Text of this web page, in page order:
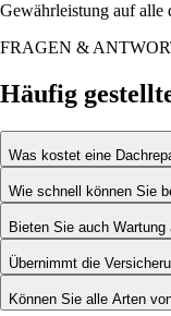
Gewährleistung auf alle
FRAGEN &
Häufig
Was kostet eine
Wie schnell können Sie
Bieten Sie auch Wartung
Übernimmt die
Können Sie alle Arten